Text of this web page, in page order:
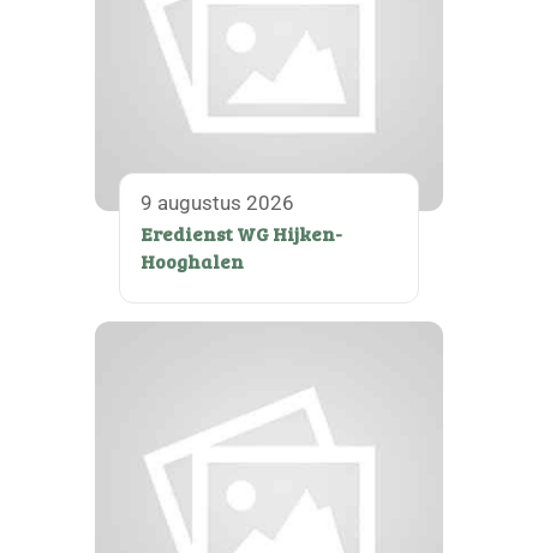
9 augustus 2026
Eredienst WG Hijken-
Hooghalen